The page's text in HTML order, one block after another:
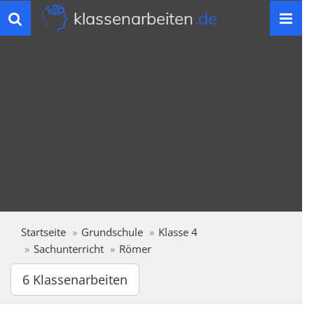
Toggle
navigation
klassenarbeiten.de
Startseite Grundschule
Klasse 4
Sachunterricht
Römer
6 Klassenarbeiten